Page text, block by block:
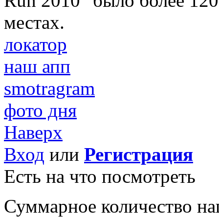
местах.
локатор
наш апп
smotragram
фото дня
Наверх
Вход или Регистрация
Есть на что посмотреть
Суммарное количество